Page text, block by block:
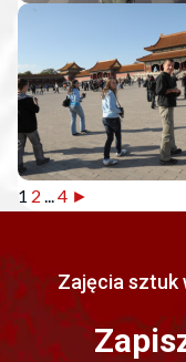
1 2 ...4 ►
Zajęcia sztuk